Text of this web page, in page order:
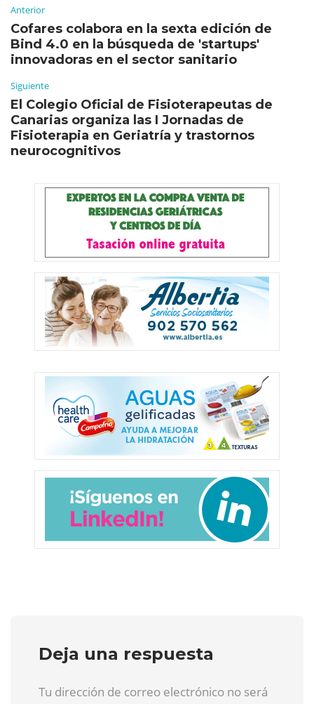
Anterior
Cofares colabora en la sexta edición de
Bind 4.0 en la búsqueda de 'startups'
innovadoras en el sector sanitario
Siguiente
El Colegio Oficial de Fisioterapeutas de
Canarias organiza las I Jornadas de
Fisioterapia en Geriatría y trastornos
neurocognitivos
Deja una respuesta
Tu dirección de correo electrónico no será